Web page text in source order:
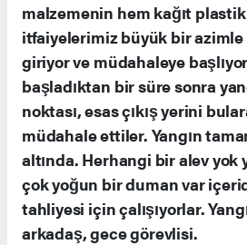
malzemenin hem kağıt plastik
itfaiyelerimiz büyük bir
giriyor ve müdahaleye
başladıktan bir süre sonra
noktası, esas çıkış yerini
müdahale ettiler. Yangın
altında. Herhangi bir alev yok
çok yoğun bir duman var
tahliyesi için çalışıyorlar.
arkadaş, gece görevlisi.